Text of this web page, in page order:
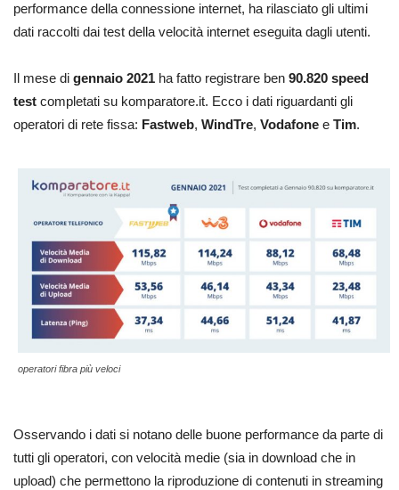
performance della connessione internet, ha rilasciato gli ultimi
dati raccolti dai test della velocità internet eseguita dagli utenti.
Il mese di gennaio 2021 ha fatto registrare ben 90.820 speed
test completati su komparatore.it. Ecco i dati riguardanti gli
operatori di rete fissa: Fastweb, WindTre, Vodafone e Tim.
operatori fibra più veloci
Osservando i dati si notano delle buone performance da parte di
tutti gli operatori, con velocità medie (sia in download che in
upload) che permettono la riproduzione di contenuti in streaming